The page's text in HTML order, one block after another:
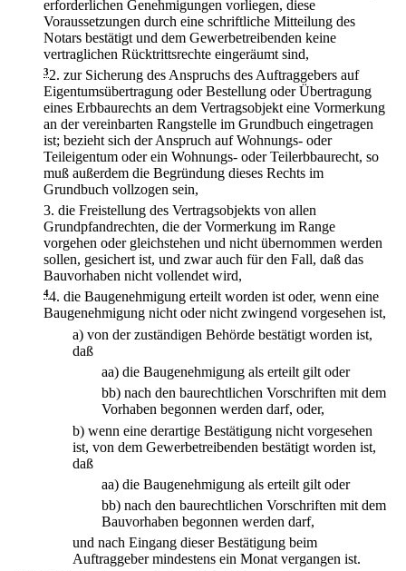
erforderlichen Genehmigungen vorliegen, diese
Voraussetzungen durch eine schriftliche Mitteilung des
Notars bestätigt und dem Gewerbetreibenden keine
vertraglichen Rücktrittsrechte eingeräumt sind,
32. zur Sicherung des Anspruchs des Auftraggebers auf
Eigentumsübertragung oder Bestellung oder Übertragung
eines Erbbaurechts an dem Vertragsobjekt eine Vormerkung
an der vereinbarten Rangstelle im Grundbuch eingetragen
ist; bezieht sich der Anspruch auf Wohnungs- oder
Teileigentum oder ein Wohnungs- oder Teilerbbaurecht, so
muß außerdem die Begründung dieses Rechts im
Grundbuch vollzogen sein,
3. die Freistellung des Vertragsobjekts von allen
Grundpfandrechten, die der Vormerkung im Range
vorgehen oder gleichstehen und nicht übernommen werden
sollen, gesichert ist, und zwar auch für den Fall, daß das
Bauvorhaben nicht vollendet wird,
44. die Baugenehmigung erteilt worden ist oder, wenn eine
Baugenehmigung nicht oder nicht zwingend vorgesehen ist,
a) von der zuständigen Behörde bestätigt worden ist,
daß
aa) die Baugenehmigung als erteilt gilt oder
bb) nach den baurechtlichen Vorschriften mit dem
Vorhaben begonnen werden darf, oder,
b) wenn eine derartige Bestätigung nicht vorgesehen
ist, von dem Gewerbetreibenden bestätigt worden ist,
daß
aa) die Baugenehmigung als erteilt gilt oder
bb) nach den baurechtlichen Vorschriften mit dem
Bauvorhaben begonnen werden darf,
und nach Eingang dieser Bestätigung beim
Auftraggeber mindestens ein Monat vergangen ist.